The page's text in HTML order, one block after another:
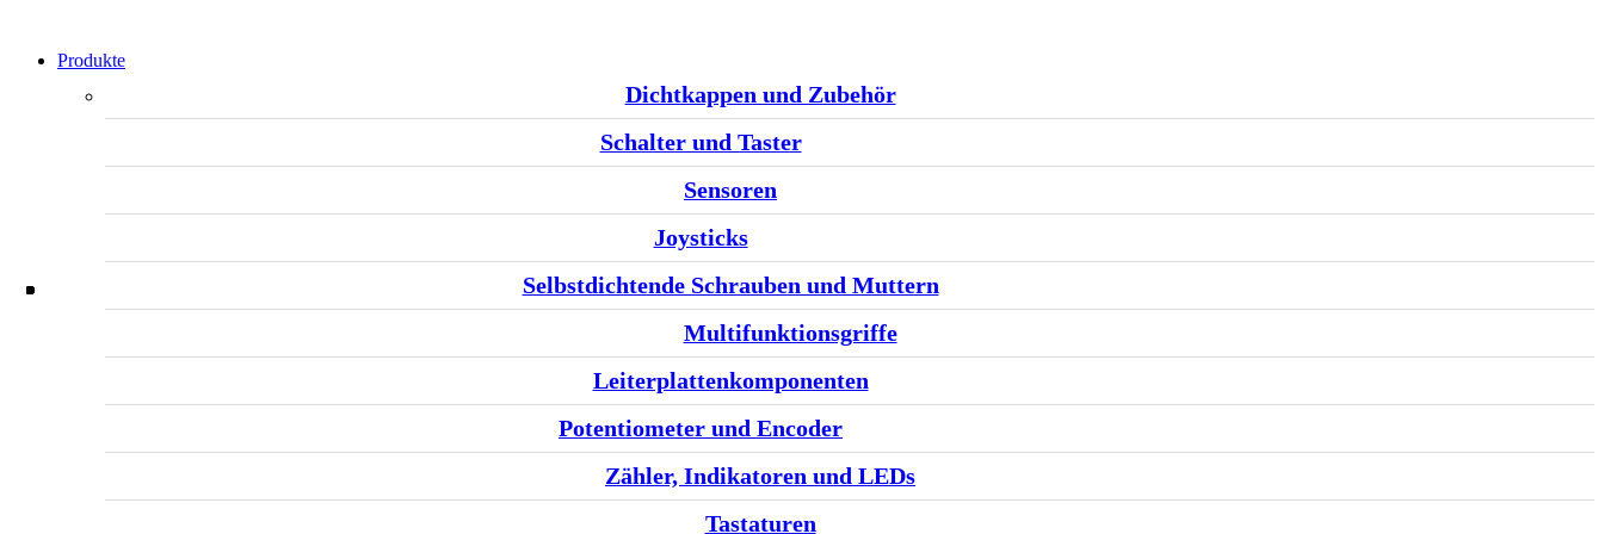
Produkte
Dichtkappen und Zubehör
Schalter und Taster
Sensoren
Joysticks
Selbstdichtende Schrauben und Muttern
Multifunktionsgriffe
Leiterplattenkomponenten
Potentiometer und Encoder
Zähler, Indikatoren und LEDs
Tastaturen